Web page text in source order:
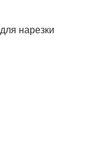
нарезки